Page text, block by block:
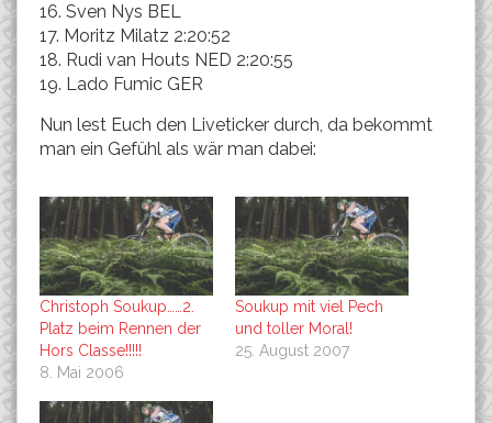
16. Sven Nys BEL
17. Moritz Milatz 2:20:52
18. Rudi van Houts NED 2:20:55
19. Lado Fumic GER
Nun lest Euch den Liveticker durch, da bekommt
man ein Gefühl als wär man dabei:
Christoph Soukup……2.
Platz beim Rennen der
Hors Classe!!!!!
8. Mai 2006
Soukup mit viel Pech
und toller Moral!
25. August 2007